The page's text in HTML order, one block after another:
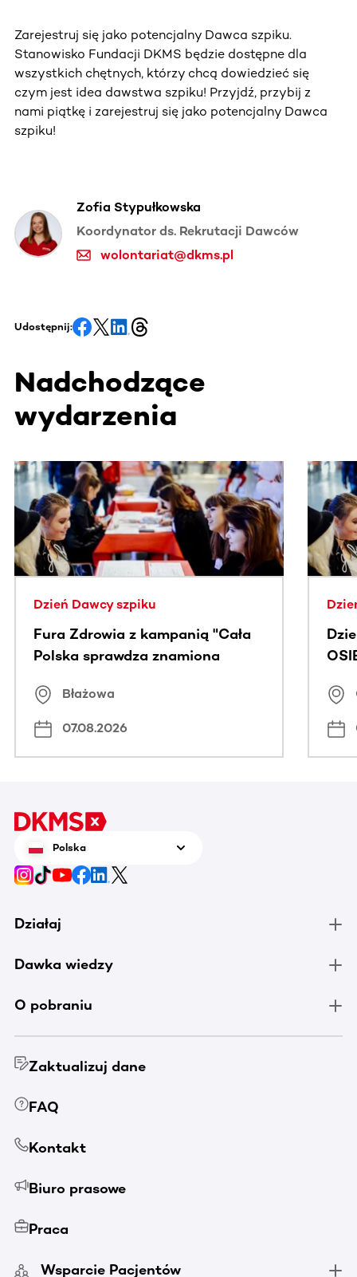
Zarejestruj się jako potencjalny Dawca szpiku.
Stanowisko Fundacji DKMS będzie dostępne dla
wszystkich chętnych, którzy chcą dowiedzieć się
czym jest idea dawstwa szpiku! Przyjdź, przybij z
nami piątkę i zarejestruj się jako potencjalny Dawca
szpiku!
Zofia Stypułkowska
Koordynator ds. Rekrutacji Dawców
wolontariat@dkms.pl
Udostępnij:
Nadchodzące
wydarzenia
Ta sekcja zawiera treści przewijane w poziomie. Użyj
Dzień Dawcy szpiku
Fura Zdrowia z kampanią "Cała
Polska sprawdza znamiona
Błażowa
07.08.2026
Polska
Działaj
Dawka wiedzy
O pobraniu
Zaktualizuj dane
FAQ
Kontakt
Biuro prasowe
Praca
Wsparcie Pacjentów